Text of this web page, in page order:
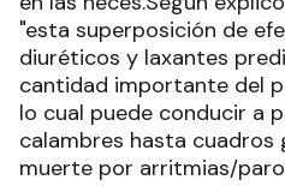
"esta superposición de
diuréticos y laxantes
cantidad importante del
lo cual puede conducir a
calambres hasta cuadros
muerte por arritmias/